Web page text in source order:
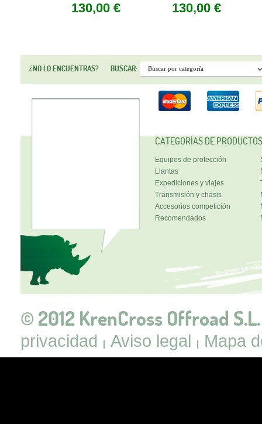
130,00 € 130,00 €
¿NO LO ENCUENTRAS? BUSCAR:
CATEGORÍAS DE PRODUCTOS
Equipos de protección
Llantas
Expediciones y viajes
Transmisión y chasis
Accesorios competición
Recomendados
© 2012 KrenCross Offroad S.L.
privacidad Aviso legal Mapa